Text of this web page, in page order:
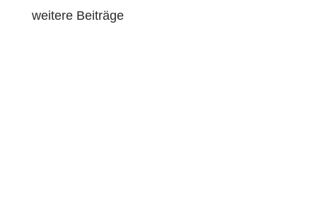
weitere Beiträge